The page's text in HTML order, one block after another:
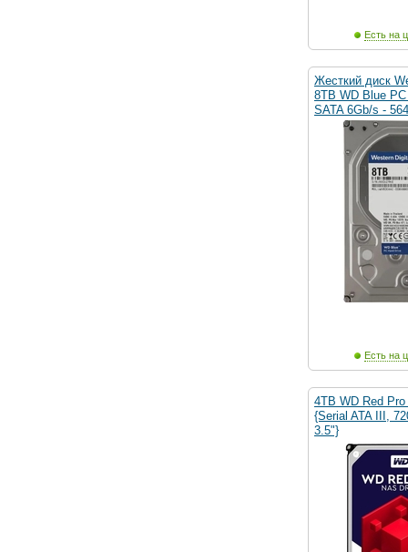
Есть на
Жесткий диск
8TB WD Blue
SATA 6Gb/s - 564
Есть на
4TB WD Red
{Serial ATA III,
3.5"}